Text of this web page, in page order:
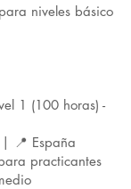
niveles básico
1 (100 horas) -
📍 España
practicantes